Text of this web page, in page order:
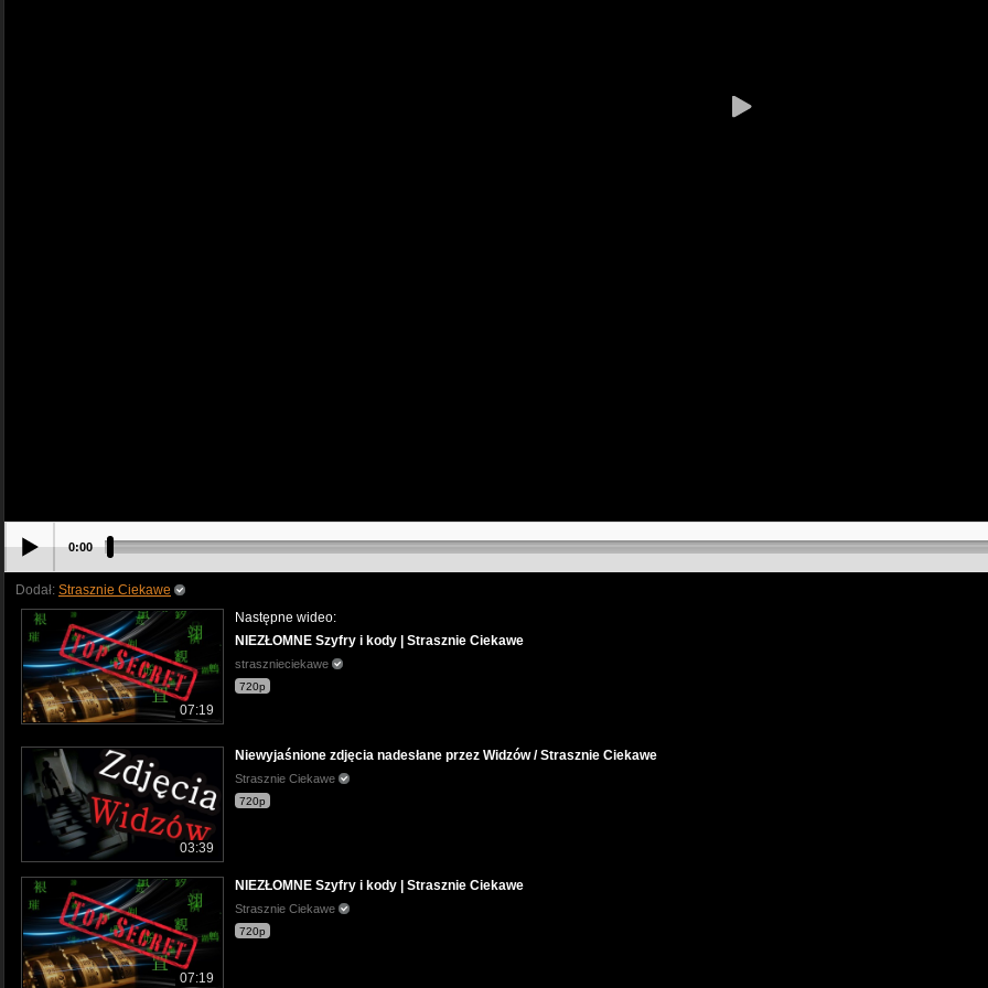
0:00
Dodał: Strasznie Ciekawe
07:19
Następne wideo:
NIEZŁOMNE Szyfry i kody | Strasznie Ciekawe
strasznieciekawe
720p
03:39
Niewyjaśnione zdjęcia nadesłane przez Widzów / Strasznie Ciekawe
Strasznie Ciekawe
720p
07:19
NIEZŁOMNE Szyfry i kody | Strasznie Ciekawe
Strasznie Ciekawe
720p